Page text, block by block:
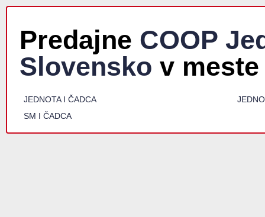
Predajne COOP
Slovensko v
JEDNOTA I ČADCA
SM I ČADCA